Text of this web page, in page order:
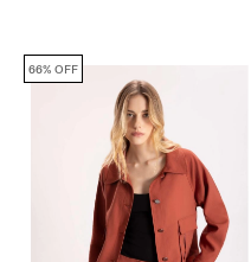
66% OFF